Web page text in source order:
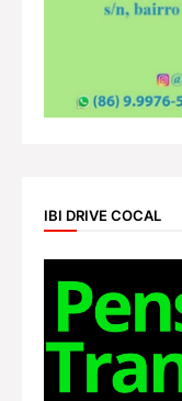
IBI DRIVE COCAL